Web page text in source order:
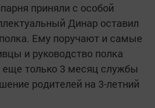
приняли с особой
Динар оставил
Ему поручают и самые
и руководство полка
только 3 месяц службы
родителей на 3-летний